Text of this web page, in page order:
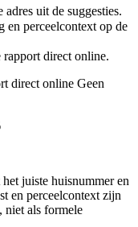
adres uit de suggesties.
perceelcontext op de
direct online.
direct online Geen
juiste huisnummer en
en perceelcontext zijn
niet als formele